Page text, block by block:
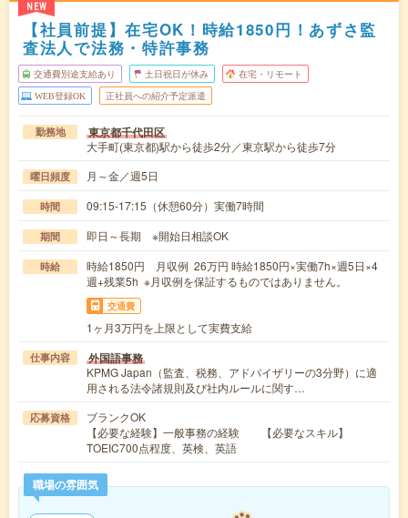
NEW
【社員前提】在宅OK！時給1850円！あずさ監
査法人で法務・特許事務
交通費別途支給あり 土日祝日が休み 在宅・リモート
WEB登録OK 正社員への紹介予定派遣
勤務地 東京都千代田区
大手町(東京都)駅から徒歩2分／東京駅から徒歩7分
曜日頻度 月～金／週5日
時間 09:15-17:15（休憩60分）実働7時間
期間 即日～長期 ※開始日相談OK
時給
時給1850円 月収例 26万円 時給1850円×実働7h×週5日×4
週+残業5h ※月収例を保証するものではありません。
交通費
1ヶ月3万円を上限として実費支給
仕事内容 外国語事務
KPMG Japan（監査、税務、アドバイザリーの3分野）に適
用される法令諸規則及び社内ルールに関す…
応募資格
ブランクOK
【必要な経験】一般事務の経験 【必要なスキル】
TOEIC700点程度、英検、英語
職場の雰囲気